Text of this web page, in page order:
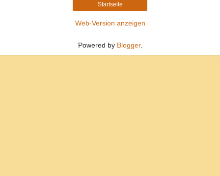
Startseite
Web-Version anzeigen
Powered by Blogger.